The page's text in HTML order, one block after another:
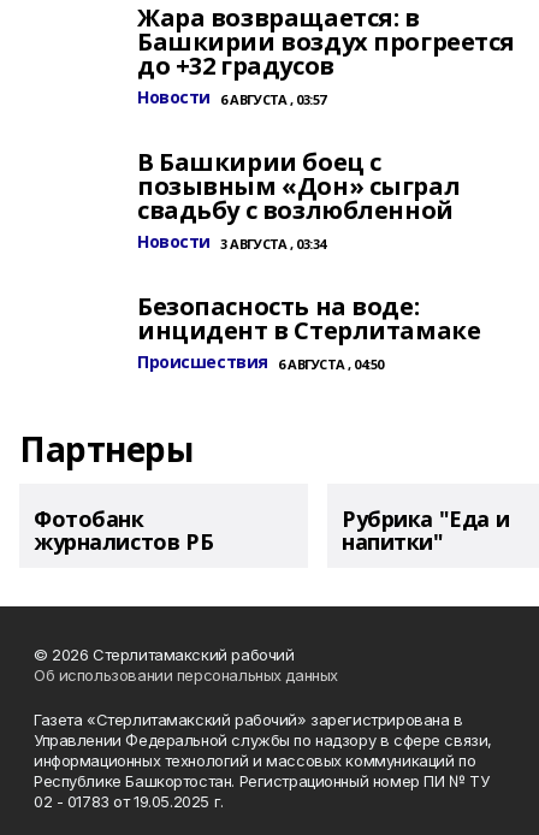
Жара возвращается: в
Башкирии воздух прогреется
до +32 градусов
Новости 6 АВГУСТА , 03:57
В Башкирии боец с
позывным «Дон» сыграл
свадьбу с возлюбленной
Новости 3 АВГУСТА , 03:34
Безопасность на воде:
инцидент в Стерлитамаке
Происшествия 6 АВГУСТА , 04:50
Партнеры
Фотобанк
журналистов РБ
Рубрика "Еда и
напитки"
© 2026 Стерлитамакский рабочий
Об использовании персональных данных
Газета «Стерлитамакский рабочий» зарегистрирована в
Управлении Федеральной службы по надзору в сфере связи,
информационных технологий и массовых коммуникаций по
Республике Башкортостан. Регистрационный номер ПИ № ТУ
02 - 01783 от 19.05.2025 г.